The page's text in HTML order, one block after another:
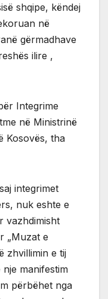
shqipe, këndej
në
gërmadhave
ilire ,
Integrime
në Ministrinë
Kosovës, tha
integrimet
nuk eshte e
vazhdimisht
„Muzat e
zhvillimin e tij
manifestim
përbëhet nga